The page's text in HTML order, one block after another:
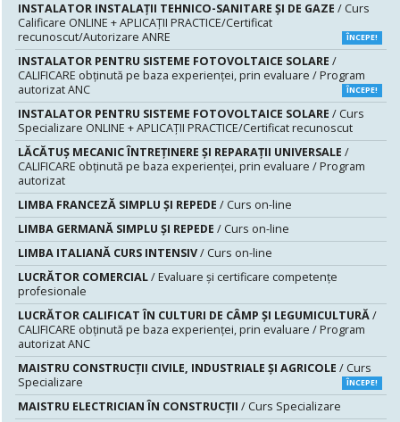
INSTALATOR INSTALAŢII TEHNICO-SANITARE ŞI DE GAZE / Curs
Calificare ONLINE + APLICAȚII PRACTICE/Certificat
recunoscut/Autorizare ANRE
ÎNCEPE!
INSTALATOR PENTRU SISTEME FOTOVOLTAICE SOLARE /
CALIFICARE obținută pe baza experienței, prin evaluare / Program
autorizat ANC
ÎNCEPE!
INSTALATOR PENTRU SISTEME FOTOVOLTAICE SOLARE / Curs
Specializare ONLINE + APLICAȚII PRACTICE/Certificat recunoscut
LĂCĂTUŞ MECANIC ÎNTREŢINERE ŞI REPARAŢII UNIVERSALE /
CALIFICARE obținută pe baza experienței, prin evaluare / Program
autorizat
LIMBA FRANCEZĂ SIMPLU ȘI REPEDE / Curs on-line
LIMBA GERMANĂ SIMPLU ȘI REPEDE / Curs on-line
LIMBA ITALIANĂ CURS INTENSIV/ Curs on-line
LUCRĂTOR COMERCIAL/ Evaluare şi certificare competenţe
profesionale
LUCRĂTOR CALIFICAT ÎN CULTURI DE CÂMP ȘI LEGUMICULTURĂ/
CALIFICARE obținută pe baza experienței, prin evaluare / Program
autorizat ANC
MAISTRU CONSTRUCŢII CIVILE, INDUSTRIALE ŞI AGRICOLE / Curs
Specializare
ÎNCEPE!
MAISTRU ELECTRICIAN ÎN CONSTRUCŢII / Curs Specializare